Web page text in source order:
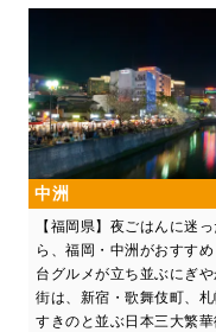
中洲
【福岡県】夜ごはんに迷っ
ら、福岡・中洲がおすすめ
台グルメが立ち並ぶにぎや
街は、新宿・歌舞伎町、
すきのと並ぶ日本三大繁